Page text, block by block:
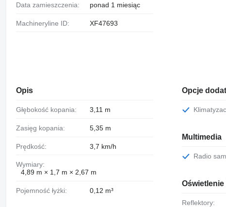
Data zamieszczenia: ponad 1 miesiąc
Machineryline ID: XF47693
Opis
Głębokość kopania: 3,11 m
Zasięg kopania: 5,35 m
Prędkość: 3,7 km/h
Wymiary:
4,89 m × 1,7 m × 2,67 m
Pojemność łyżki: 0,12 m³
Opcje
Multimedia
Radio
Reflektory: